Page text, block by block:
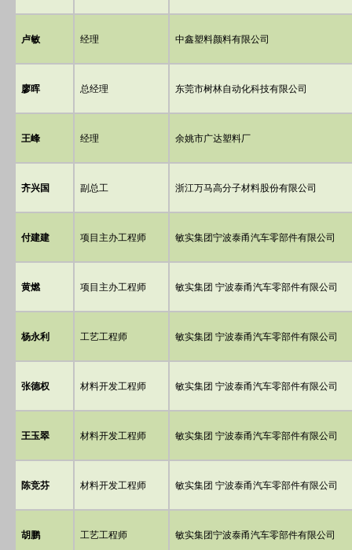
卢敏 经理 中鑫塑料颜料有限公司
廖晖 总经理 东莞市树林自动化科技有限公司
王峰 经理 余姚市广达塑料厂
齐兴国 副总工 浙江万马高分子材料股份有限公司
付建建 项目主办工程师 敏实集团宁波泰甬汽车零部件有限公司
黄燃 项目主办工程师 敏实集团 宁波泰甬汽车零部件有限公司
杨永利 工艺工程师 敏实集团 宁波泰甬汽车零部件有限公司
张德权 材料开发工程师 敏实集团 宁波泰甬汽车零部件有限公司
王玉翠 材料开发工程师 敏实集团 宁波泰甬汽车零部件有限公司
陈竞芬 材料开发工程师 敏实集团 宁波泰甬汽车零部件有限公司
胡鹏 工艺工程师 敏实集团宁波泰甬汽车零部件有限公司